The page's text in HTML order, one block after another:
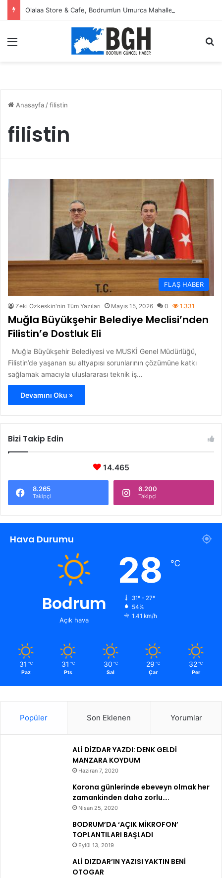
Anasayfa /filistin
filistin
FLAŞ HABER
Zeki Özkeskin'nin Tüm Yazıları Mayıs 15, 2026 0 1.331
Muğla Büyükşehir Belediye Meclisi’nden
Filistin’e Dostluk Eli
Muğla Büyükşehir Belediyesi ve MUSKİ Genel Müdürlüğü,
Filistin’de yaşanan su altyapısı sorunlarının çözümüne katkı
sağlamak amacıyla uluslararası teknik iş…
Devamını Oku »
Bizi Takip Edin
14.465
8.265
Takipçi
6.200
Takipçi
Hava Durumu
Bodrum
Açık hava
28 ℃
31º - 27º
54%
1.41 km/h
31 ℃
Paz
31 ℃
Pts
30 ℃
Sal
29 ℃
Çar
32 ℃
Per
Popüler Son Eklenen Yorumlar
ALİ DİZDAR YAZDI: DENK GELDİ
MANZARA KOYDUM
Haziran 7, 2020
Korona günlerinde ebeveyn olmak her
zamankinden daha zorlu….
Nisan 25, 2020
BODRUM’DA ‘AÇIK MİKROFON’
TOPLANTILARI BAŞLADI
Eylül 13, 2019
ALİ DIZDAR’IN YAZISI YAKTIN BENİ
OTOGAR